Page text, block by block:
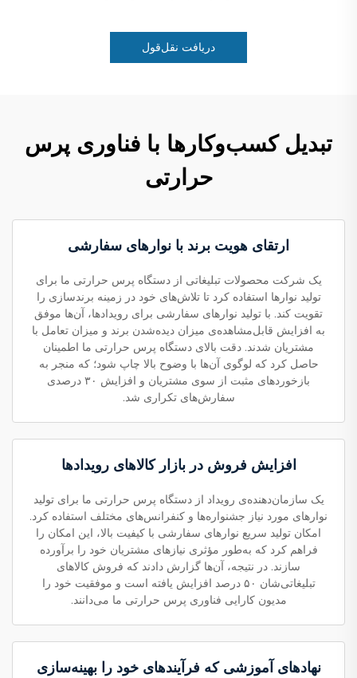
دریافت نقل‌قول
تبدیل کسب‌وکارها با فناوری پرس
حرارتی
ارتقای هویت برند با نوارهای سفارشی
یک شرکت محصولات تبلیغاتی از دستگاه پرس حرارتی ما برای
تولید نوارها استفاده کرد تا تلاش‌های خود در زمینه برندسازی را
تقویت کند. با تولید نوارهای سفارشی برای رویدادها، آن‌ها موفق
به افزایش قابل‌مشاهده‌ی میزان دیده‌شدن برند و میزان تعامل با
مشتریان شدند. دقت بالای دستگاه پرس حرارتی ما اطمینان
حاصل کرد که لوگوی آن‌ها با وضوح بالا چاپ شود؛ که منجر به
بازخوردهای مثبت از سوی مشتریان و افزایش ۳۰ درصدی
سفارش‌های تکراری شد.
افزایش فروش در بازار کالاهای رویدادها
یک سازمان‌دهنده‌ی رویداد از دستگاه پرس حرارتی ما برای تولید
نوارهای مورد نیاز جشنواره‌ها و کنفرانس‌های مختلف استفاده کرد.
امکان تولید سریع نوارهای سفارشی با کیفیت بالا، این امکان را
فراهم کرد که به‌طور مؤثری نیازهای مشتریان خود را برآورده
سازند. در نتیجه، آن‌ها گزارش دادند که فروش کالاهای
تبلیغاتی‌شان ۵۰ درصد افزایش یافته است و موفقیت خود را
مدیون کارایی فناوری پرس حرارتی ما می‌دانند.
نهادهای آموزشی که فرآیندهای خود را بهینه‌سازی